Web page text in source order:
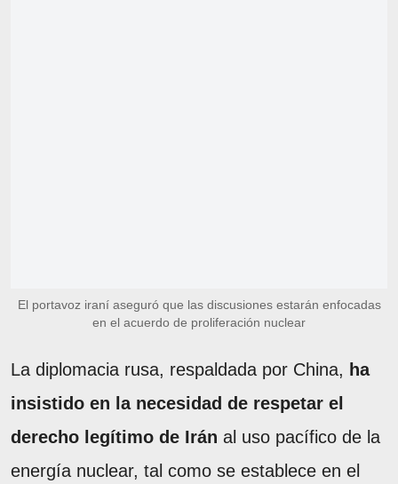
El portavoz iraní aseguró que las discusiones estarán enfocadas
en el acuerdo de proliferación nuclear
La diplomacia rusa, respaldada por China, ha
insistido en la necesidad de respetar el
derecho legítimo de Irán al uso pacífico de la
energía nuclear, tal como se establece en el